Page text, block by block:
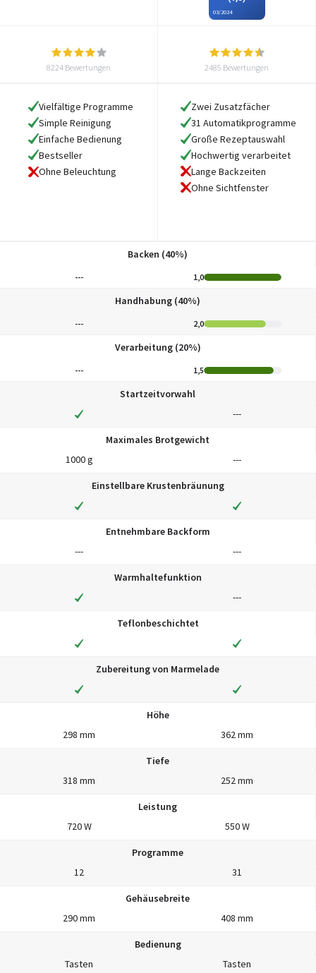
03/2024
8224 Bewertungen 2485 Bewertungen
Vielfältige Programme
Simple Reinigung
Einfache Bedienung
Bestseller
Ohne Beleuchtung
Zwei Zusatzfächer
31 Automatikprogramme
Große Rezeptauswahl
Hochwertig verarbeitet
Lange Backzeiten
Ohne Sichtfenster
Backen (40%)
--- 1,0
Handhabung (40%)
--- 2,0
Verarbeitung (20%)
--- 1,5
Startzeitvorwahl
---
Maximales Brotgewicht
1000 g
---
Einstellbare Krustenbräunung
Entnehmbare Backform
---
---
Warmhaltefunktion
---
Teflonbeschichtet
Zubereitung von Marmelade
Höhe
298 mm
362 mm
Tiefe
318 mm
252 mm
Leistung
720 W
550 W
Programme
12
31
Gehäusebreite
290 mm
408 mm
Bedienung
Tasten
Tasten